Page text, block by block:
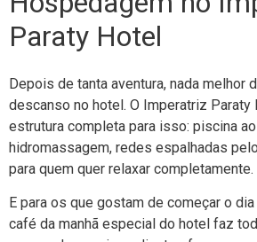
Paraty Hotel
Depois de tanta aventura, nada melhor
descanso no hotel. O Imperatriz
estrutura completa para isso: piscina
hidromassagem, redes espalhadas
para quem quer relaxar completamente.
E para os que gostam de começar o
café da manhã especial do hotel faz